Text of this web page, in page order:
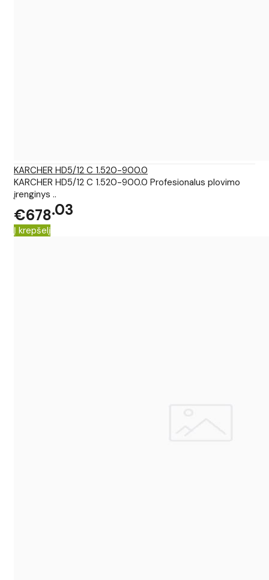
KARCHER HD5/12 C 1.520-900.0
KARCHER HD5/12 C 1.520-900.0 Profesionalus plovimo
įrenginys ..
€678 03
Į krepšelį